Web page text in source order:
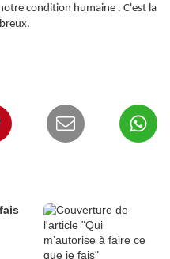
condition humaine . C'est la